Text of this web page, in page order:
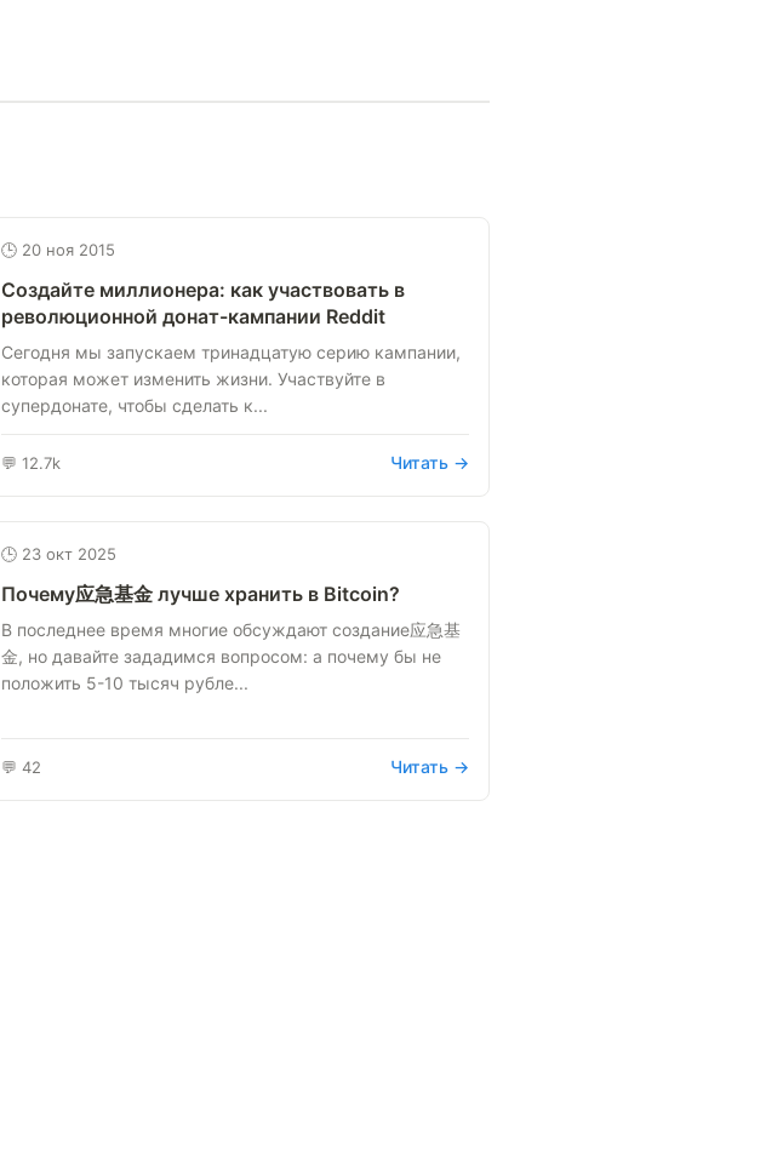
🕒 20 ноя 2015
Создайте миллионера: как участвовать в
революционной донат-кампании Reddit
Сегодня мы запускаем тринадцатую серию кампании,
которая может изменить жизни. Участвуйте в
супердонате, чтобы сделать к...
💬 12.7k Читать →
🕒 23 окт 2025
Почему应急基金 лучше хранить в Bitcoin?
В последнее время многие обсуждают создание应急基
金, но давайте зададимся вопросом: а почему бы не
положить 5-10 тысяч рубле...
💬 42 Читать →